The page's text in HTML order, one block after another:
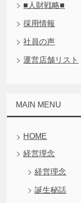
■人財戦略■
採用情報
社員の声
運営店舗リスト
MAIN MENU
HOME
経営理念
経営理念
誕生秘話